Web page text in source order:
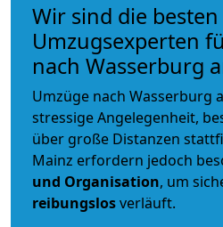
Wir sind die besten
Umzugsexperten
nach Wasserburg
Umzüge nach Wasserburg
stressige Angelegenheit,
über große Distanzen
Mainz erfordern jedoch
und Organisation, um
reibungslosverläuft.